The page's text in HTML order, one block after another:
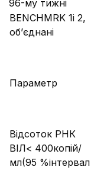
96-му тижні
BENCHMRK 1і 2,
об’єднані
Параметр
Відсоток РНК
ВІЛ< 400копій/
мл(95 %інтервал